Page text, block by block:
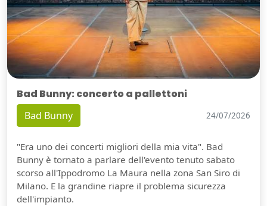
Bad Bunny: concerto a pallettoni
Bad Bunny 24/07/2026
"Era uno dei concerti migliori della mia vita". Bad
Bunny è tornato a parlare dell'evento tenuto sabato
scorso all'Ippodromo La Maura nella zona San Siro di
Milano. E la grandine riapre il problema sicurezza
dell'impianto.